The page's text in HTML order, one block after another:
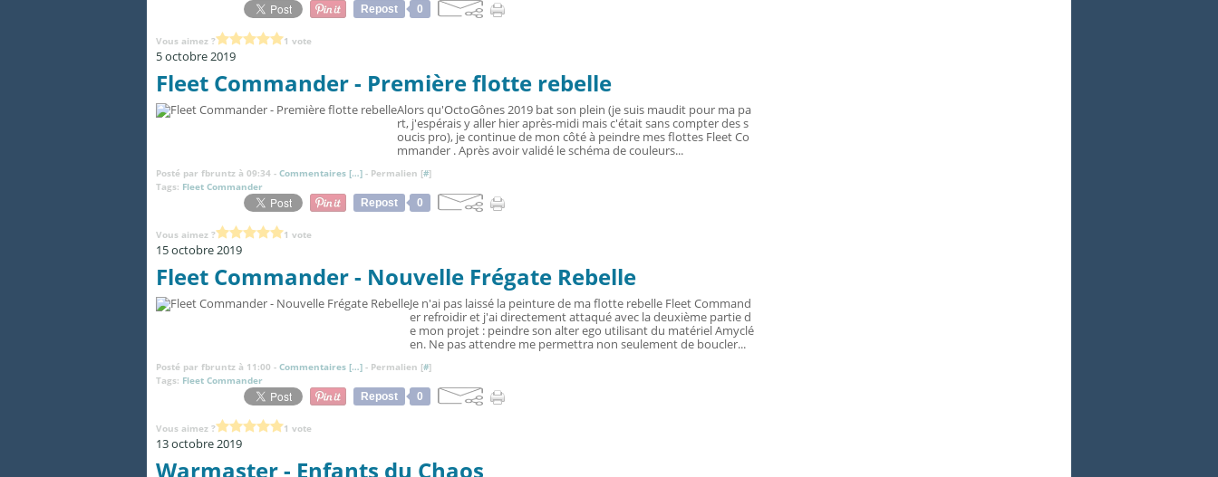
Repost
0
Vous aimez ? 1 vote
5 octobre 2019
Fleet Commander - Première flotte rebelle
Alors qu'OctoGônes 2019 bat son plein (je suis maudit pour ma pa
rt, j'espérais y aller hier après-midi mais c'était sans compter des s
oucis pro), je continue de mon côté à peindre mes flottes Fleet Co
mmander . Après avoir validé le schéma de couleurs...
Posté par fbruntz à 09:34 - Commentaires […] - Permalien [#]
Tags: Fleet Commander
Repost
0
Vous aimez ? 1 vote
15 octobre 2019
Fleet Commander - Nouvelle Frégate Rebelle
Je n'ai pas laissé la peinture de ma flotte rebelle Fleet Command
er refroidir et j'ai directement attaqué avec la deuxième partie d
e mon projet : peindre son alter ego utilisant du matériel Amyclé
en. Ne pas attendre me permettra non seulement de boucler...
Posté par fbruntz à 11:00 - Commentaires […] - Permalien [#]
Tags: Fleet Commander
Repost
0
Vous aimez ? 1 vote
13 octobre 2019
Warmaster - Enfants du Chaos